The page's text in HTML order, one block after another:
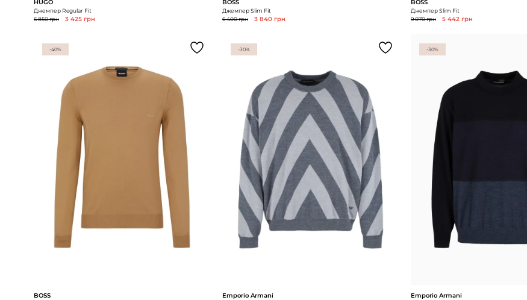
HUGO
Джемпер Regular Fit
6 850 грн
3 425 грн
BOSS
Джемпер Slim Fit
6 400 грн
3 840 грн
BOSS
Джемпер Slim Fit
9 070 грн
5 442 грн
-40%
BOSS
-30%
Emporio Armani
-30%
Emporio Armani